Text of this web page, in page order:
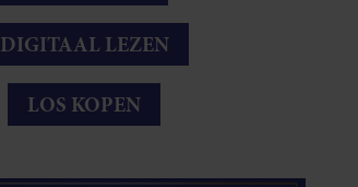
DIGITAAL LEZEN
LOS KOPEN